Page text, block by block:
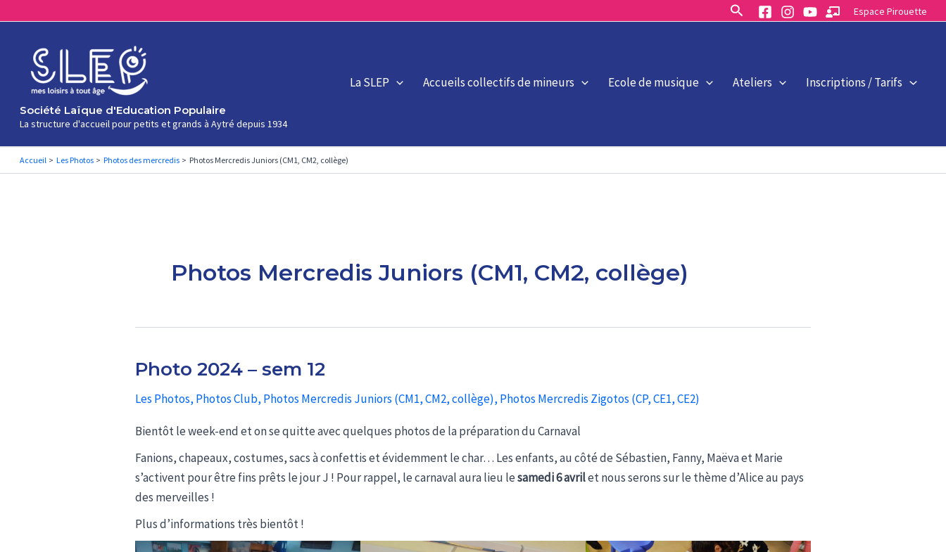
contenu
Rechercher Espace Pirouette
Société Laïque d'Education Populaire
La structure d'accueil pour petits et grands à Aytré depuis 1934
La SLEP Accueils collectifs de mineurs Ecole de musique Ateliers Inscriptions / Tarifs
Accueil Les Photos Photos des mercredis Photos Mercredis Juniors (CM1, CM2, collège)
Photos Mercredis Juniors (CM1, CM2, collège)
Photo 2024 – sem 12
Les Photos, Photos Club, Photos Mercredis Juniors (CM1, CM2, collège), Photos Mercredis Zigotos (CP, CE1, CE2)
Bientôt le week-end et on se quitte avec quelques photos de la préparation du Carnaval
Fanions, chapeaux, costumes, sacs à confettis et évidemment le char… Les enfants, au côté de Sébastien, Fanny, Maëva et Marie
s’activent pour être fins prêts le jour J ! Pour rappel, le carnaval aura lieu lesamedi 6 avrilet nous serons sur le thème d’Alice au pays
des merveilles !
Plus d’informations très bientôt !